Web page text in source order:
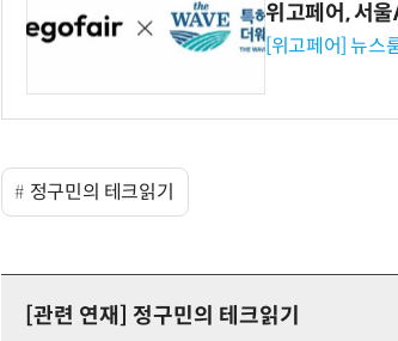
위고페어, 서
[위고페어] 뉴스
정구민의 테크읽기
[관련 연재]
정구민의 테크읽기